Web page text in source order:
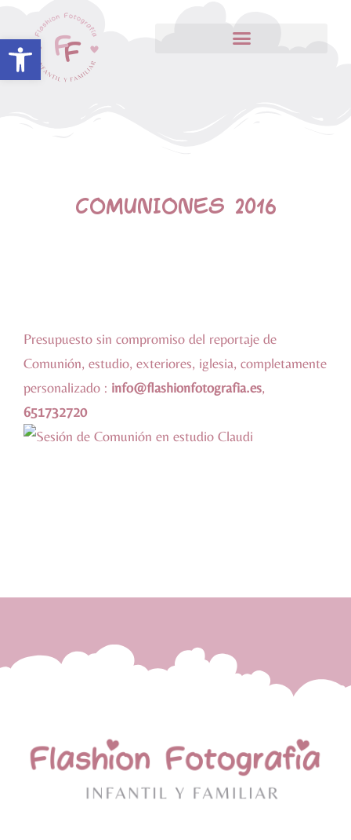
Abrir barra de herramientas
COMUNIONES 2016
Presupuesto sin compromiso del reportaje de
Comunión, estudio, exteriores, iglesia, completamente
personalizado : info@flashionfotografia.es,
651732720